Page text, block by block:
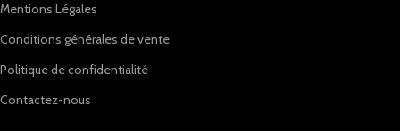
Mentions Légales
Conditions générales de vente
Politique de confidentialité
Contactez-nous